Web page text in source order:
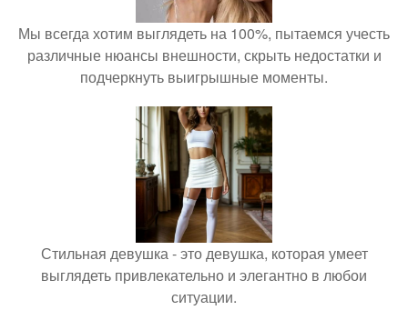
Мы всегда хотим выглядеть на 100%, пытаемся учесть
различные нюансы внешности, скрыть недостатки и
подчеркнуть выигрышные моменты.
Стильная девушка - это девушка, которая умеет
выглядеть привлекательно и элегантно в любои
ситуации.